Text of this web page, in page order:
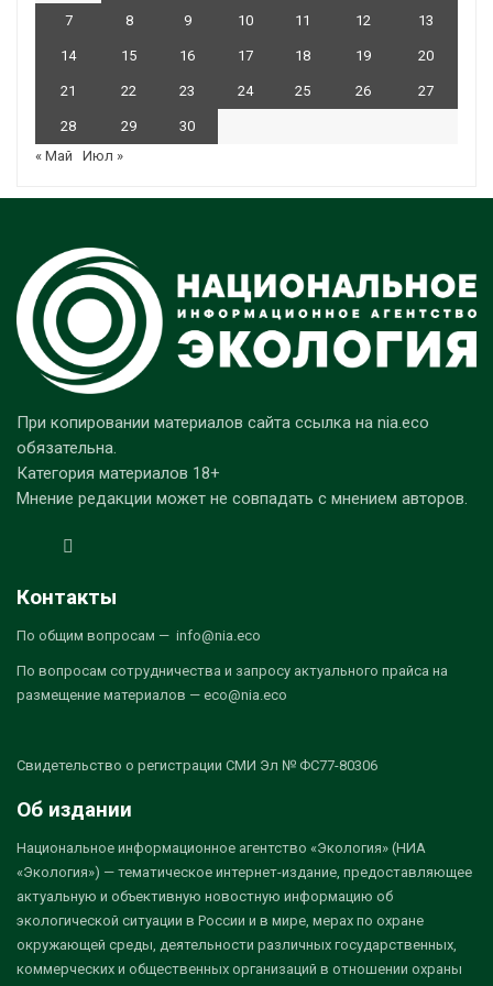
7 8 9 10 11 12 13
14 15 16 17 18 19 20
21 22 23 24 25 26 27
28 29
30
« Май
Июл »
При копировании материалов сайта ссылка на nia.eco
обязательна.
Категория материалов 18+
Мнение редакции может не совпадать с мнением авторов.
Контакты
По общим вопросам — info@nia.eco
По вопросам сотрудничества и запросу актуального прайса на
размещение материалов — eco@nia.eco
Свидетельство о регистрации СМИ Эл № ФС77-80306
Об издании
Национальное информационное агентство «Экология» (НИА
«Экология») — тематическое интернет-издание, предоставляющее
актуальную и объективную новостную информацию об
экологической ситуации в России и в мире, мерах по охране
окружающей среды, деятельности различных государственных,
коммерческих и общественных организаций в отношении охраны